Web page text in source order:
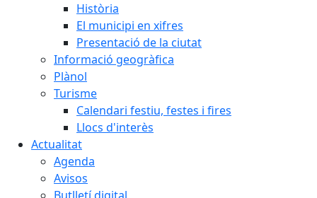
Història
El municipi en xifres
Presentació de la ciutat
Informació geogràfica
Plànol
Turisme
Calendari festiu, festes i fires
Llocs d'interès
Actualitat
Agenda
Avisos